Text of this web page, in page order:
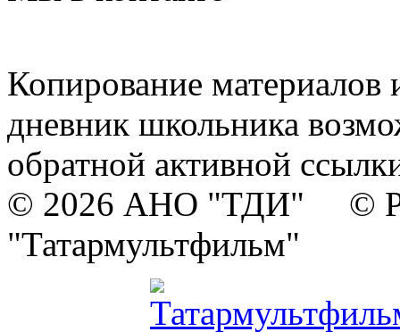
Копирование материалов
дневник школьника
обратной активной
© 2026 АНО "ТДИ" ©
"Татармультфильм"